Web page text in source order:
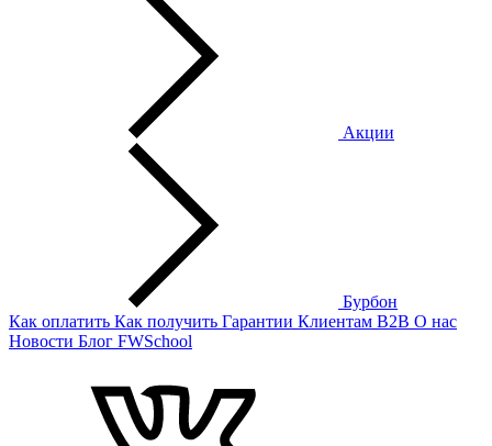
Акции
Бурбон
Как оплатить Как получить Гарантии Клиентам B2B О нас
Новости Блог FWSchool